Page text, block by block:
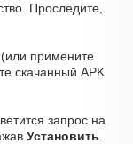
Проследите,
(или примените
скачанный APK
запрос на
Установить